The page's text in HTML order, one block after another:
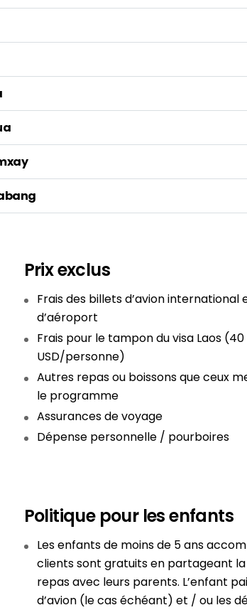
Prix exclus
Frais des billets d’avion international
d’aéroport
Frais pour le tampon du visa Laos (40
USD/personne)
Autres repas ou boissons que ceux
le programme
Assurances de voyage
Dépense personnelle / pourboires
Politique pour les enfants
Les enfants de moins de 5 ans
clients sont gratuits en partageant
repas avec leurs parents. L’enfant
d’avion (le cas échéant) et / ou les